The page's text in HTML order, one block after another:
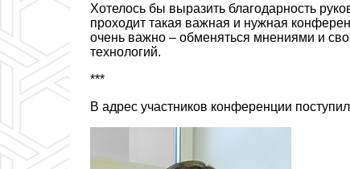
Хотелось бы выразить благодарность
проходит такая важная и нужная
очень важно – обменяться мнениями и
технологий.
***
В адрес участников конференции